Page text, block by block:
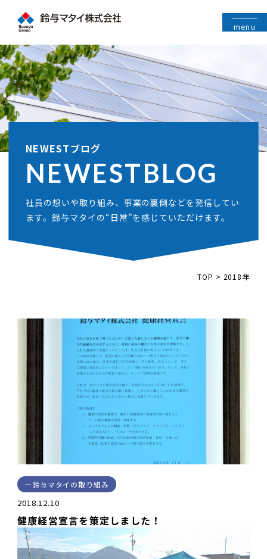
menu
NEWESTブログ
NEWESTBLOG
社員の想いや取り組み、事業の裏側などを発信してい
ます。鈴与マタイの“日常”を感じていただけます。
TOP > 2018年
鈴与マタイの取り組み
2018.12.10
健康経営宣言を策定しました！